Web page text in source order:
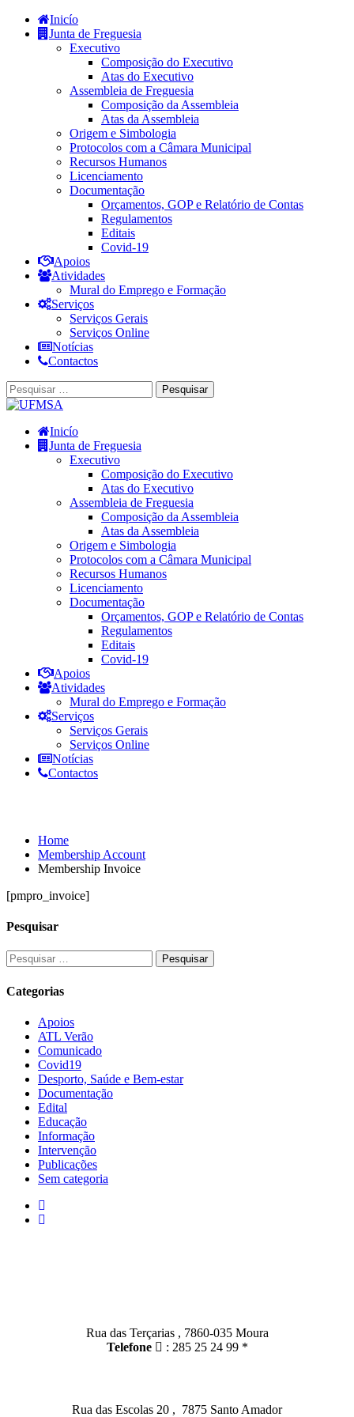
Inicío
Junta de Freguesia
Executivo
Composição do Executivo
Atas do Executivo
Assembleia de Freguesia
Composição da Assembleia
Atas da Assembleia
Origem e Simbologia
Protocolos com a Câmara Municipal
Recursos Humanos
Licenciamento
Documentação
Orçamentos, GOP e Relatório de Contas
Regulamentos
Editais
Covid-19
Apoios
Atividades
Mural do Emprego e Formação
Serviços
Serviços Gerais
Serviços Online
Notícias
Contactos
Inicío
Junta de Freguesia
Executivo
Composição do Executivo
Atas do Executivo
Assembleia de Freguesia
Composição da Assembleia
Atas da Assembleia
Origem e Simbologia
Protocolos com a Câmara Municipal
Recursos Humanos
Licenciamento
Documentação
Orçamentos, GOP e Relatório de Contas
Regulamentos
Editais
Covid-19
Apoios
Atividades
Mural do Emprego e Formação
Serviços
Serviços Gerais
Serviços Online
Notícias
Contactos
Home
Membership Account
Membership Invoice
[pmpro_invoice]
Pesquisar
Categorias
Apoios
ATL Verão
Comunicado
Covid19
Desporto, Saúde e Bem-estar
Documentação
Edital
Educação
Informação
Intervenção
Publicações
Sem categoria
Rua das Terçarias , 7860-035 Moura
Telefone
: 285 25 24 99 *
Rua das Escolas 20 , 7875 Santo Amador